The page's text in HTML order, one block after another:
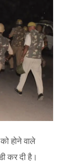
होने वाले
कर दी है।